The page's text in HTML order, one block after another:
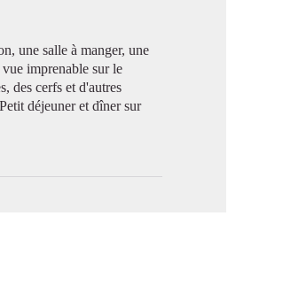
une salle à manger, une
vue imprenable sur le
des cerfs et d'autres
déjeuner et dîner sur